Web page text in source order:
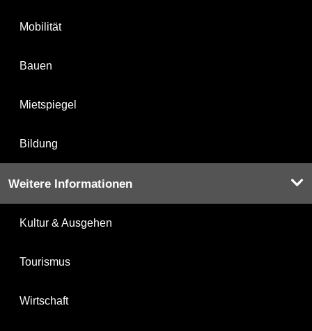
Mobilität
Bauen
Mietspiegel
Bildung
Weitere Informationen
Kultur & Ausgehen
Tourismus
Wirtschaft